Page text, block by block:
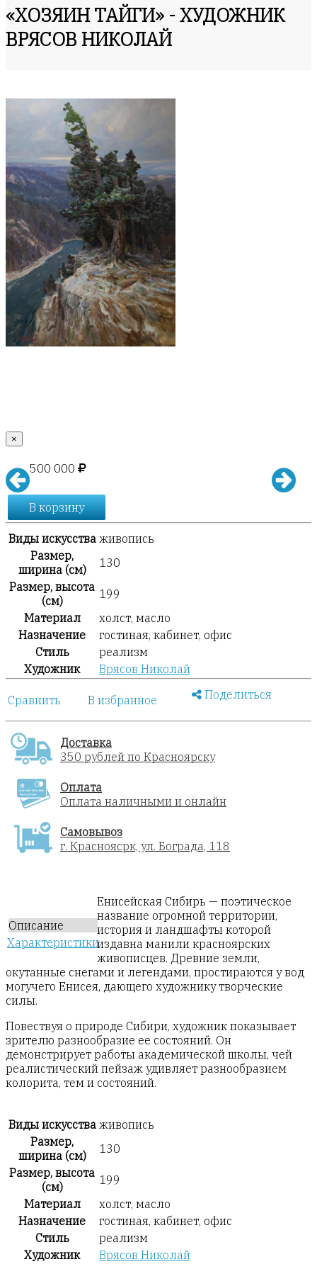
«ХОЗЯИН ТАЙГИ» - ХУДОЖНИК
ВРЯСОВ НИКОЛАЙ
×
500 000
В корзину
Виды искусства живопись
Размер,
ширина (см)
130
Размер, высота
(см)
199
Материал
холст, масло
Назначение
гостиная, кабинет, офис
Стиль
реализм
Художник
Врясов Николай
Сравнить В избранное Поделиться
Доставка
350 рублей по Красноярску
Оплата
Оплата наличными и онлайн
Самовывоз
г. Красноясрк, ул. Бограда, 118
Описание
Характеристики
Енисейская Сибирь — поэтическое
название огромной территории,
история и ландшафты которой
издавна манили красноярских
живописцев. Древние земли,
окутанные снегами и легендами, простираются у вод
могучего Енисея, дающего художнику творческие
силы.
Повествуя о природе Сибири, художник показывает
зрителю разнообразие ее состояний. Он
демонстрирует работы академической школы, чей
реалистический пейзаж удивляет разнообразием
колорита, тем и состояний.
Виды искусства живопись
Размер,
ширина (см)
130
Размер, высота
(см)
199
Материал
холст, масло
Назначение
гостиная, кабинет, офис
Стиль
реализм
Художник
Врясов Николай